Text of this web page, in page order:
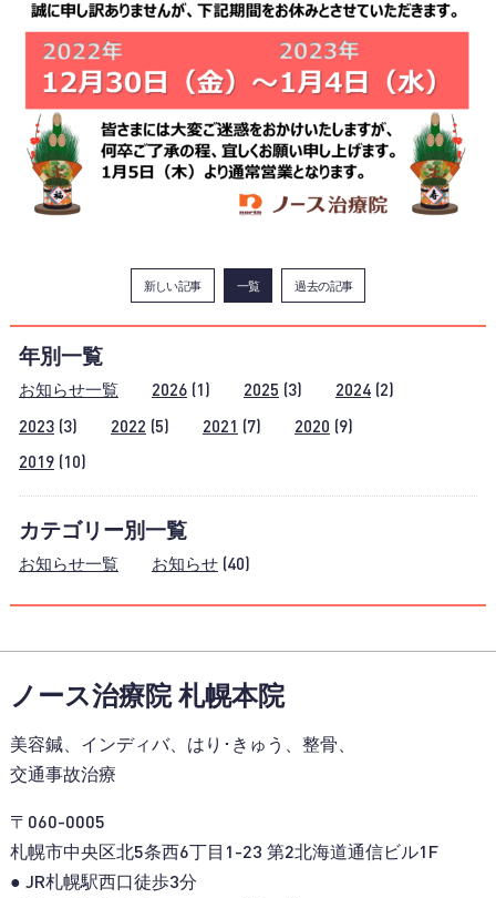
新しい記事 一覧 過去の記事
年別一覧
お知らせ一覧 2026(1) 2025 (3) 2024(2)
2023(3) 2022 (5) 2021 (7) 2020 (9)
2019(10)
カテゴリー別一覧
お知らせ一覧 お知らせ(40)
ノース治療院 札幌本院
美容鍼、インディバ、はり･きゅう、整骨、
交通事故治療
〒060-0005
札幌市中央区北5条西6丁目1-23 第2北海道通信ビル1F
● JR札幌駅西口徒歩3分